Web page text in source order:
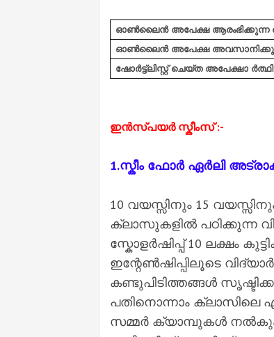
ഓൺലൈൻ അപേക്ഷ ആരംഭിക്കുന്ന
ഓൺലൈൻ അപേക്ഷ
ഷോർട്ട്‌ലിസ്റ്റ് ചെയ്ത അപേക്ഷാ
ഇൻസ്പയർ സ്കീംസ് :-
1.സ്കീം ഫോർ ഏർലി
10 വയസ്സിനും 15
ക്ലാസുകളിൽ പഠിക്കുന്ന
സ്കോളർഷിപ്പ് 10 ലക്ഷം
ഇന്റേൺഷിപ്പിലൂടെ
കണ്ടുപിടിത്തങ്ങൾ
പതിനൊന്നാം ക്ലാസിലെ
സമ്മർ ക്യാമ്പുകൾ